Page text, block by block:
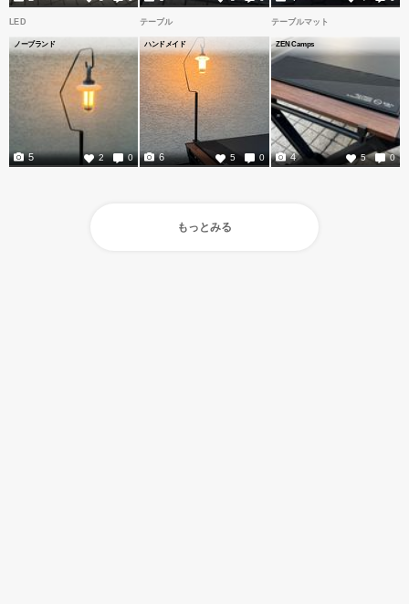
LED
ノーブランド
2 0
5
テーブル
ハンドメイド
5 0
6
テーブルマット
ZEN Camps
5 0
4
もっとみる